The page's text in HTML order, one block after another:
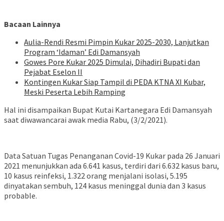
Bacaan Lainnya
Aulia-Rendi Resmi Pimpin Kukar 2025-2030, Lanjutkan
Program ‘Idaman’ Edi Damansyah
Gowes Pore Kukar 2025 Dimulai, Dihadiri Bupati dan
Pejabat Eselon II
Kontingen Kukar Siap Tampil di PEDA KTNA XI Kubar,
Meski Peserta Lebih Ramping
Hal ini disampaikan Bupat Kutai Kartanegara Edi Damansyah
saat diwawancarai awak media Rabu, (3/2/2021).
Data Satuan Tugas Penanganan Covid-19 Kukar pada 26 Januari
2021 menunjukkan ada 6.641 kasus, terdiri dari 6.632 kasus baru,
10 kasus reinfeksi, 1.322 orang menjalani isolasi, 5.195
dinyatakan sembuh, 124 kasus meninggal dunia dan 3 kasus
probable.